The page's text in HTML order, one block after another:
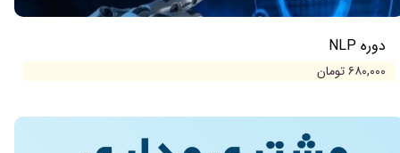
دوره NLP
۶۸۰,۰۰۰ تومان